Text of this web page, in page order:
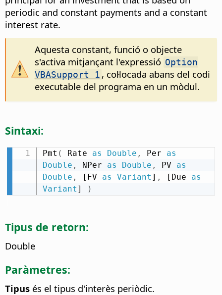
periodic and constant payments and a constant
interest rate.
Aquesta constant, funció o objecte
s'activa mitjançant l'expressió Option
VBASupport 1 , col·locada abans del codi
executable del programa en un mòdul.
Sintaxi:
Pmt ( Rate as Double , Per as
Double , NPer as Double , PV as
Double , [FV as Variant ] , [Due as
Variant ] )
Tipus de retorn:
Double
Paràmetres:
Tipus és el tipus d'interès periòdic.